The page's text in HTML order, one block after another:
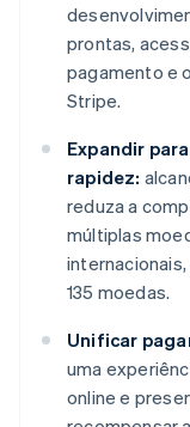
prontas,
pagamento e
Stripe.
Expandir
rapidez:
reduza a
múltiplas
135 moedas.
Unificar
uma
online e